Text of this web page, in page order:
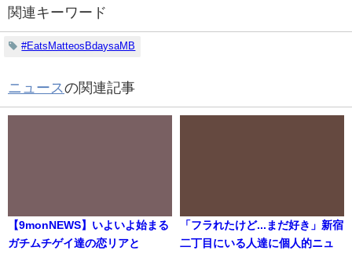
関連キーワード
#EatsMatteosBdaysaMB
ニュースの関連記事
【9monNEWS】いよいよ始まる
ガチムチゲイ達の恋リアと
「フラれたけど...まだ好き」新宿
二丁目にいる人達に個人的ニュ